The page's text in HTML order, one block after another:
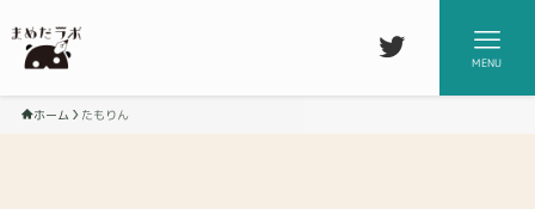
MENU
ホーム たもりん